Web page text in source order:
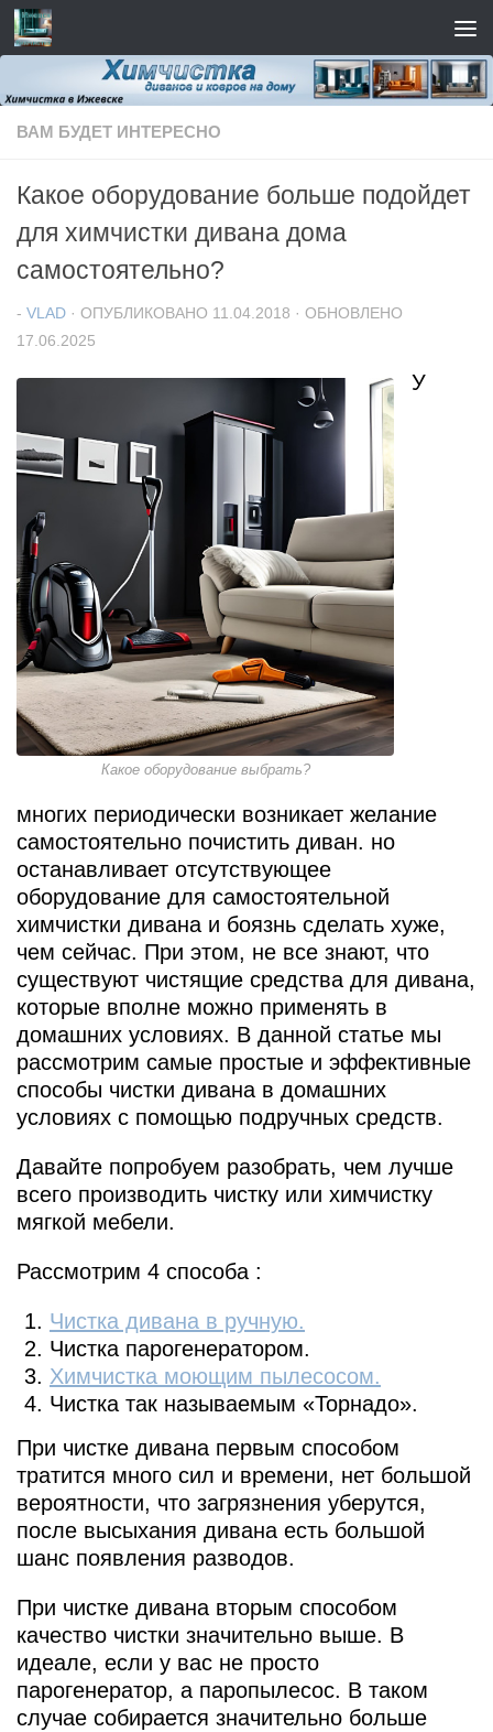
Перейти к содержимому
ВАМ БУДЕТ ИНТЕРЕСНО
Какое оборудование больше подойдет
для химчистки дивана дома
самостоятельно?
- VLAD · ОПУБЛИКОВАНО 11.04.2018 · ОБНОВЛЕНО
17.06.2025
Какое оборудование выбрать?
У
многих периодически возникает желание
самостоятельно почистить диван. но
останавливает отсутствующее
оборудование для самостоятельной
химчистки дивана и боязнь сделать хуже,
чем сейчас. При этом, не все знают, что
существуют чистящие средства для дивана,
которые вполне можно применять в
домашних условиях. В данной статье мы
рассмотрим самые простые и эффективные
способы чистки дивана в домашних
условиях с помощью подручных средств.
Давайте попробуем разобрать, чем лучше
всего производить чистку или химчистку
мягкой мебели.
Рассмотрим 4 способа :
Чистка дивана в ручную.
Чистка парогенератором.
Химчистка моющим пылесосом.
Чистка так называемым «Торнадо».
При чистке дивана первым способом
тратится много сил и времени, нет большой
вероятности, что загрязнения уберутся,
после высыхания дивана есть большой
шанс появления разводов.
При чистке дивана вторым способом
качество чистки значительно выше. В
идеале, если у вас не просто
парогенератор, а паропылесос. В таком
случае собирается значительно больше